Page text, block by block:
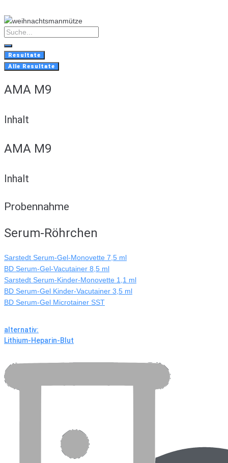
to
content
Search
...
Resultate
Alle Resultate
AMA M9
Inhalt
AMA M9
Inhalt
Probennahme
Serum-Röhrchen
Sarstedt Serum-Gel-Monovette 7,5 ml
BD Serum-Gel-Vacutainer 8,5 ml
Sarstedt Serum-Kinder-Monovette 1,1 ml
BD Serum-Gel Kinder-Vacutainer 3,5 ml
BD Serum-Gel Microtainer SST
alternativ:
Lithium-Heparin-Blut